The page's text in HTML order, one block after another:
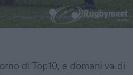
di Top10, e domani va di